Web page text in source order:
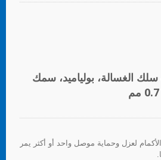
الغسالة، بولياميد، سمك
لعزل وحماية موصل واحد أو أكثر يمر